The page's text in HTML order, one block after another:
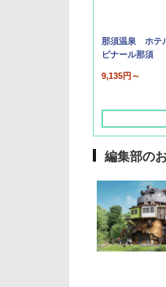
那須温泉 ホテ
ピナール那須
9,135円～
編集部の